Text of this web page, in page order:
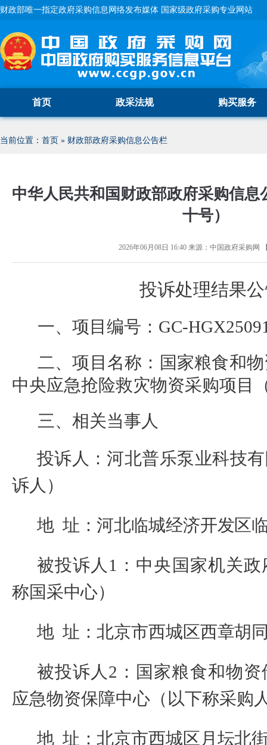
财政部唯一指定政府采购信息网络发布媒体 国家级政府采购专业网站
首页 政采法规 购买服务
当前位置： 首页 » 财政部政府采购信息公告栏
中华人民共和国财政部政府采购信息
十号）
2026年06月08日 16:40来源： 中国政府采购网
投诉处理结果
一、项目编号： GC-
二、项目名称： 国家粮食和
中央应急抢险救灾物资采购项目
三、相关当事人
投诉人：河北普乐泵业科技
诉人）
地 址：河北临城经济开发区
被投诉人 1 ： 中央国家机关
称国采中心）
地 址：北京市西城区西章胡
被投诉人 2 ： 国家粮食和物
应急物资保障中心 （以下称采购
地 址：北京市西城区月坛北